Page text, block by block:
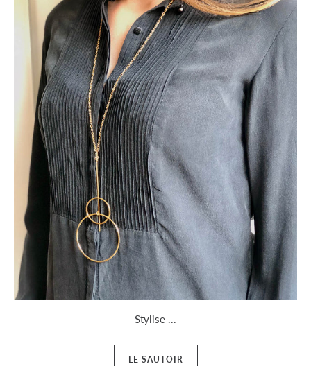
Stylise ...
LE SAUTOIR